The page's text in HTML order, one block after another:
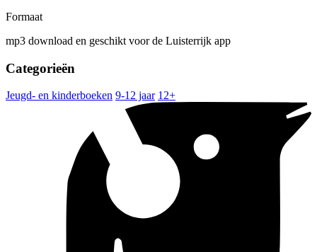
Formaat
mp3 download en geschikt voor de Luisterrijk app
Categorieën
Jeugd- en kinderboeken 9-12 jaar 12+